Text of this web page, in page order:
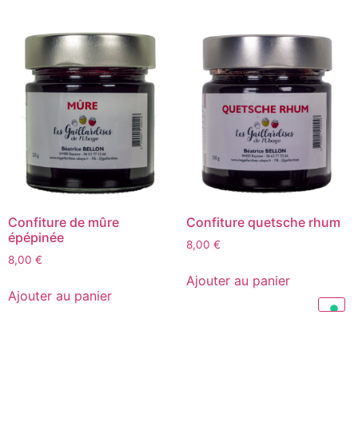
Confiture de mûre
épépinée
8,00 €
Ajouter au panier
Confiture quetsche rhum
8,00 €
Ajouter au panier